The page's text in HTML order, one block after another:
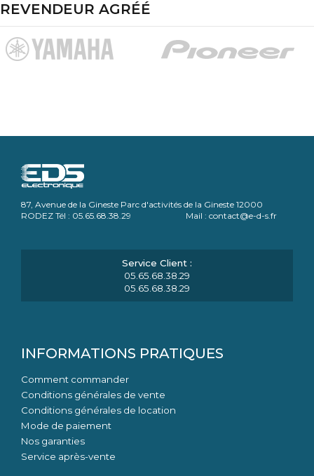
REVENDEUR AGRÉÉ
87, Avenue de la Gineste Parc d'activités de la Gineste 12000
RODEZ Tél : 05.65.68.38.29 Mail : contact@e-d-s.fr
05.65.68.38.29
05.65.68.38.29
INFORMATIONS PRATIQUES
Comment commander
Conditions générales de vente
Conditions générales de location
Mode de paiement
Nos garanties
Service après-vente